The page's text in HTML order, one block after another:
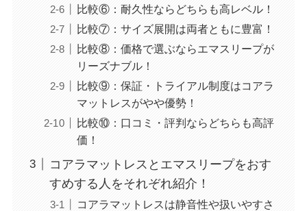
比較⑥：耐久性ならどちらも高レベル！
比較⑦：サイズ展開は両者ともに豊富！
比較⑧：価格で選ぶならエマスリープが
リーズナブル！
比較⑨：保証・トライアル制度はコアラ
マットレスがやや優勢！
比較⑩：口コミ・評判ならどちらも高評
価！
コアラマットレスとエマスリープをおす
すめする人をそれぞれ紹介！
コアラマットレスは静音性や扱いやすさ